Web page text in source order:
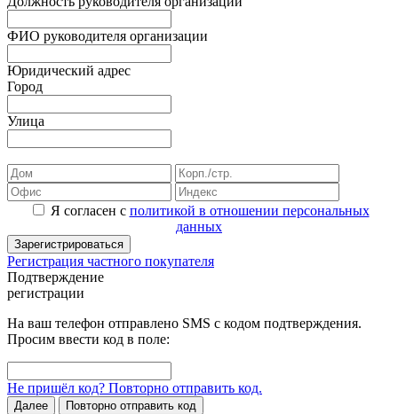
ФИО руководителя организации
Юридический адрес
Город
Улица
Я согласен с политикой в отношении персональных
данных
Зарегистрироваться
Регистрация частного покупателя
Подтверждение
регистрации
На ваш телефон отправлено SMS с кодом подтверждения.
Просим ввести код в поле:
Не пришёл код? Повторно отправить код.
Далее Повторно отправить код